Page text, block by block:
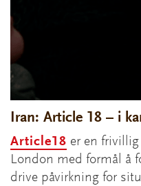
Iran: Article 18 – i
Article18 er en
London med formål å
drive påvirkning for